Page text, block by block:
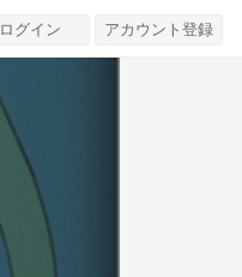
ログイン アカウント登録